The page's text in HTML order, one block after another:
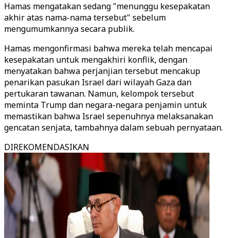
Hamas mengatakan sedang "menunggu kesepakatan
akhir atas nama-nama tersebut" sebelum
mengumumkannya secara publik.
Hamas mengonfirmasi bahwa mereka telah mencapai
kesepakatan untuk mengakhiri konflik, dengan
menyatakan bahwa perjanjian tersebut mencakup
penarikan pasukan Israel dari wilayah Gaza dan
pertukaran tawanan. Namun, kelompok tersebut
meminta Trump dan negara-negara penjamin untuk
memastikan bahwa Israel sepenuhnya melaksanakan
gencatan senjata, tambahnya dalam sebuah pernyataan.
DIREKOMENDASIKAN